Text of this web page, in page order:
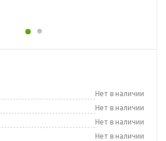
Нет в наличии
Нет в наличии
Нет в наличии
Нет в наличии